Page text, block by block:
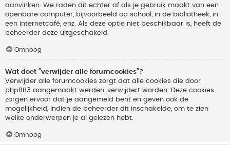
aanvinken. We raden dit echter af als je gebruik maakt van een
openbare computer, bijvoorbeeld op school, in de bibliotheek, in
een internetcafé, enz. Als deze optie niet beschikbaar is, heeft de
beheerder deze uitgeschakeld.
Omhoog
Wat doet "verwijder alle forumcookies"?
Verwijder alle forumcookies zorgt dat alle cookies die door
phpBB3 aangemaakt werden, verwijdert worden. Deze cookies
zorgen ervoor dat je aangemeld bent en geven ook de
mogelijkheid, indien de beheerder dit inschakelde, om te zien
welke onderwerpen je al gelezen hebt.
Omhoog